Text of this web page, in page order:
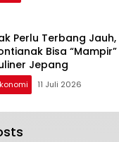
Perlu Terbang
Bisa
Jepang
11 Juli 2026